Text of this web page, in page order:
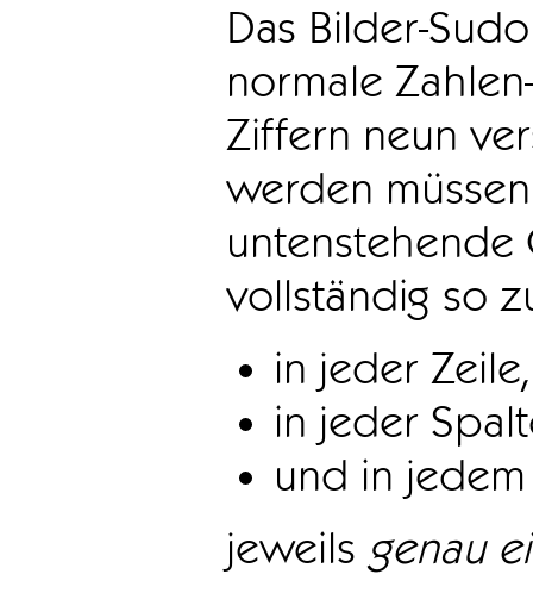
Das Bilder-
normale
Ziffern neun
werden
vollständig so
in jeder Zeile,
in jeder
und in
jeweils genau